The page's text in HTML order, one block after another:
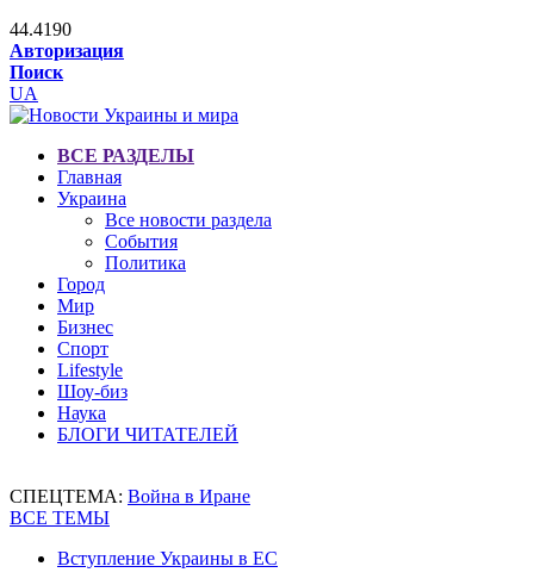
44.4190
Авторизация
Поиск
UA
ВСЕ РАЗДЕЛЫ
Главная
Украина
Все новости раздела
События
Политика
Город
Мир
Бизнес
Спорт
Lifestyle
Шоу-биз
Наука
БЛОГИ ЧИТАТЕЛЕЙ
СПЕЦТЕМА: Война в Иране
ВСЕ ТЕМЫ
Вступление Украины в ЕС